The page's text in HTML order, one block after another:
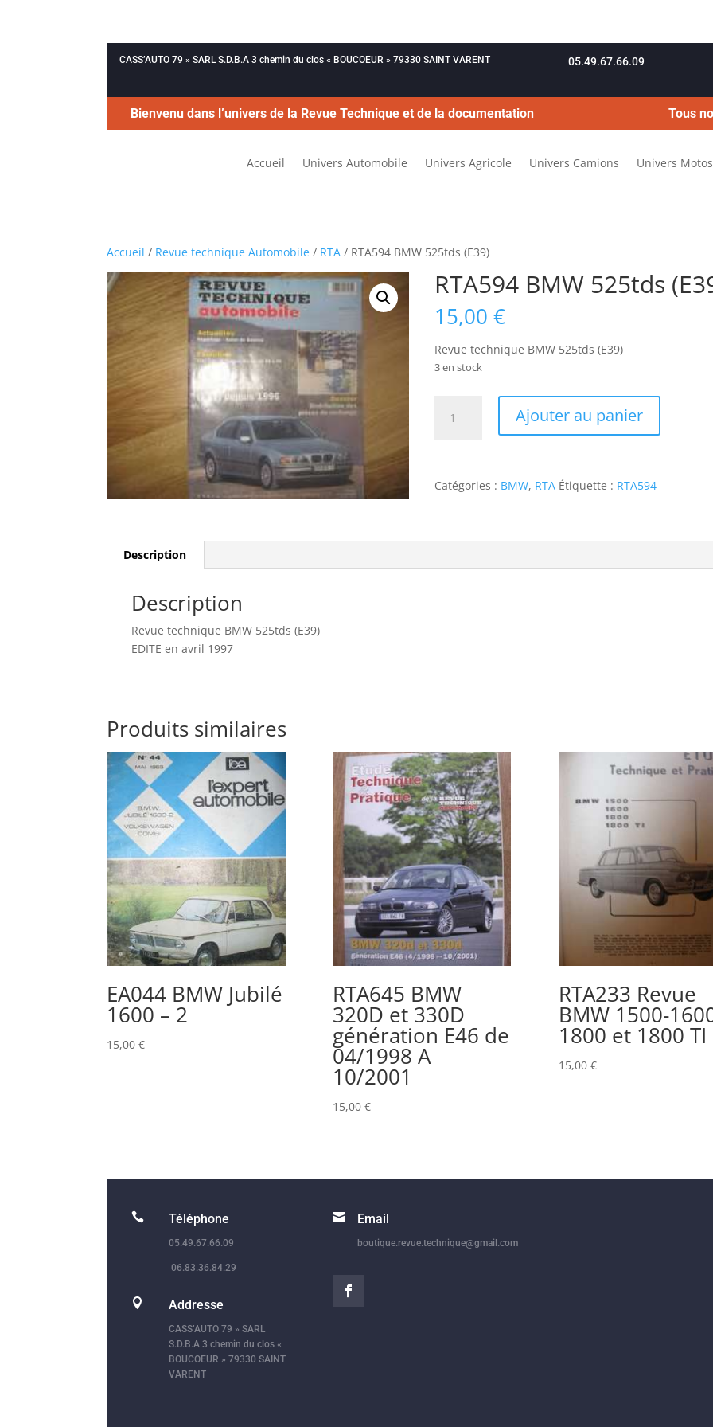
CASS’AUTO 79 » SARL S.D.B.A 3 chemin du clos « BOUCOEUR » 79330 SAINT VARENT 05.49.67.66.09
Bienvenu dans l’univers de la Revue Technique et de la documentation Tous
Accueil Univers Automobile Univers Agricole Univers Camions Univers Motos
Accueil / Revue technique Automobile / RTA / RTA594 BMW 525tds (E39)
RTA594 BMW 525tds
15,00€
Revue technique BMW 525tds (E39)
3 en stock
(E39)
Ajouter au panier
Catégories : BMW, RTA Étiquette : RTA594
Description
Description
Revue technique BMW 525tds (E39)
EDITE en avril 1997
Produits similaires
EA044 BMW Jubilé
1600 – 2
15,00€
RTA645 BMW
320D et 330D
génération E46 de
04/1998 A
10/2001
15,00 €
RTA233 Revue
BMW 1500-
1800 et 1800 TI
15,00 €
 Téléphone
05.49.67.66.09
06.83.36.84.29
 Addresse
CASS’AUTO 79 » SARL
S.D.B.A 3 chemin du clos «
BOUCOEUR » 79330 SAINT
VARENT
 Email
boutique.revue.technique@gmail.com